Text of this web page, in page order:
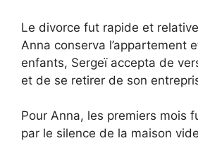
Le divorce fut rapide et
Anna conserva l’appartement
enfants, Sergeï accepta de
et de se retirer de son
Pour Anna, les premiers mois
par le silence de la maison